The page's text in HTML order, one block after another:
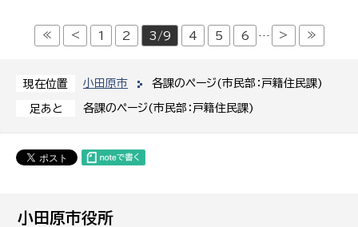
現在位置 小田原市 各課のページ(市民部：戸籍住民課)
足あと 各課のページ(市民部：戸籍住民課)
≪ < 1 2 3/9 4 5 6 … > ≫
小田原市役所